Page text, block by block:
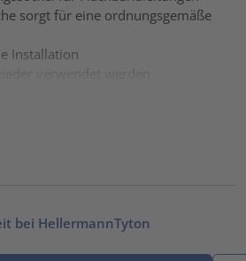
sorgt für eine ordnungsgemäße
Installation
verwendet werden
bei HellermannTyton